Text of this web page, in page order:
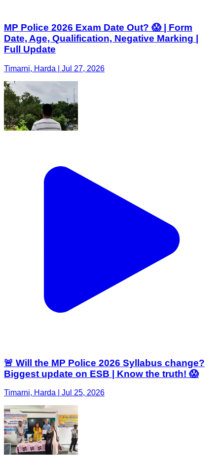
MP Police 2026 Exam Date Out? 😱 | Form
Date, Age, Qualification, Negative Marking |
Full Update
Timarni, Harda | Jul 27, 2026
🚨 Will the MP Police 2026 Syllabus change?
Biggest update on ESB | Know the truth! 😱
Timarni, Harda | Jul 25, 2026